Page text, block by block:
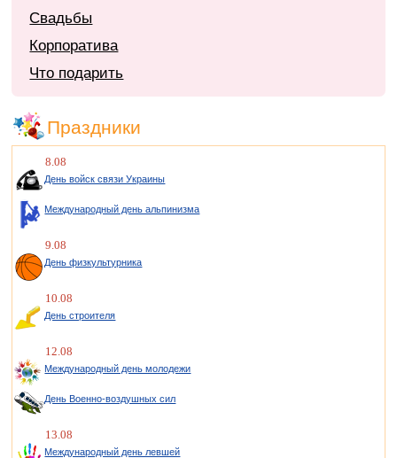
Свадьбы
Корпоратива
Что подарить
Праздники
8.08
День войск связи Украины
Международный день альпинизма
9.08
День физкультурника
10.08
День строителя
12.08
Международный день молодежи
День Военно-воздушных сил
13.08
Международный день левшей